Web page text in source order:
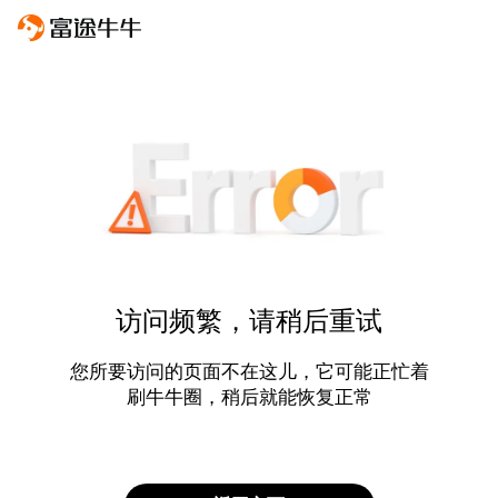
访问频繁，请稍后重试
您所要访问的页面不在这儿，它可能正忙着
刷牛牛圈，稍后就能恢复正常